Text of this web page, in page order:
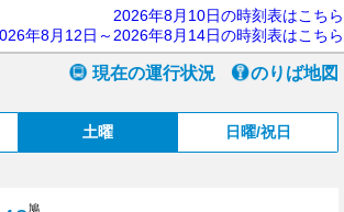
2026年8月10日の時刻表はこちら
年8月12日～2026年8月14日の時刻表はこちら
現在の運行状況 のりば地図
土曜 日曜/祝日
鳩